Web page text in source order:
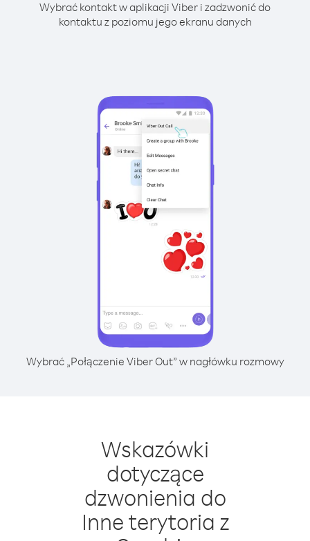
Wybrać kontakt w aplikacji Viber i zadzwonić do
kontaktu z poziomu jego ekranu danych
Wybrać „Połączenie Viber Out” w nagłówku rozmowy
Wskazówki
dotyczące
dzwonienia do
Inne terytoria z